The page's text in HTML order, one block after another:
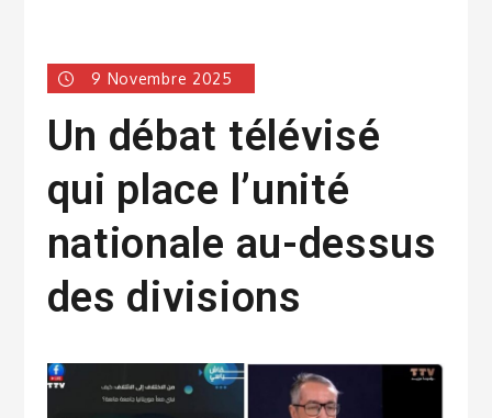
9 Novembre 2025
Un débat télévisé
qui place l’unité
nationale au-dessus
des divisions